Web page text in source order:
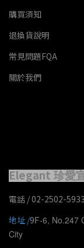
購買須知
退換貨說明
常見問題FQA
關於我們
Elegant 珍愛
電話 / 02-2502-5933
地址 /9F-6, No.247
City